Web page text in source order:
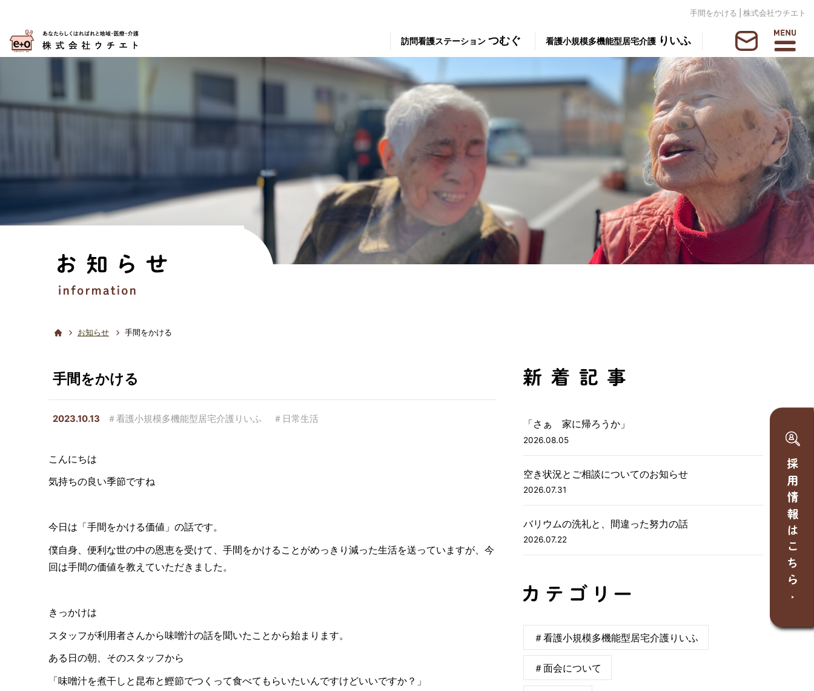
手間をかける | 株式会社ウチエト
訪問看護ステーション つむぐ 看護小規模多機能型居宅介護 りいふ
お知らせ 手間をかける
手間をかける
2023.10.13 ＃看護小規模多機能型居宅介護りいふ ＃日常生活
こんにちは
気持ちの良い季節ですね
今日は「手間をかける価値」の話です。
僕自身、便利な世の中の恩恵を受けて、手間をかけることがめっきり減った生活を送っていますが、今
回は手間の価値を教えていただきました。
きっかけは
スタッフが利用者さんから味噌汁の話を聞いたことから始まります。
ある日の朝、そのスタッフから
「味噌汁を煮干しと昆布と鰹節でつくって食べてもらいたいんですけどいいですか？」
「さぁ 家に帰ろうか」
2026.08.05
空き状況とご相談についてのお知らせ
2026.07.31
バリウムの洗礼と、間違った努力の話
2026.07.22
＃看護小規模多機能型居宅介護りいふ
＃面会について